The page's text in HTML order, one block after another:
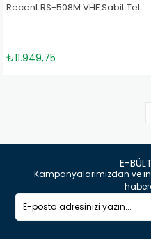
Recent RS-508M VHF Sabit Telsiz
₺11.949,75
E-
Kampanyalarımızdan ve